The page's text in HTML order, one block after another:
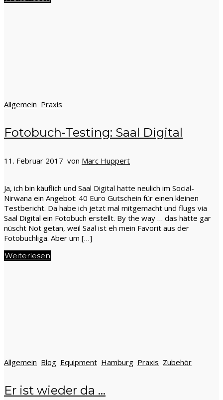
Allgemein Praxis
Fotobuch-Testing: Saal Digital
11. Februar 2017 von Marc Huppert
Ja, ich bin käuflich und Saal Digital hatte neulich im Social-
Nirwana ein Angebot: 40 Euro Gutschein für einen kleinen
Testbericht. Da habe ich jetzt mal mitgemacht und flugs via
Saal Digital ein Fotobuch erstellt. By the way … das hätte gar
nüscht Not getan, weil Saal ist eh mein Favorit aus der
Fotobuchliga. Aber um […]
Weiterlesen
Allgemein Blog Equipment Hamburg Praxis Zubehör
Er ist wieder da …